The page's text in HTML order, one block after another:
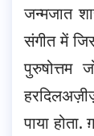
जन्मजात
संगीत में
पुरुषोत्तम
पाया